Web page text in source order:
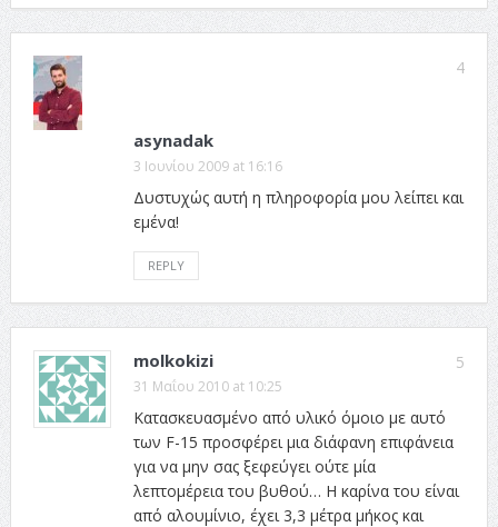
4
asynadak
3 Ιουνίου 2009 at 16:16
Δυστυχώς αυτή η πληροφορία μου λείπει και
εμένα!
REPLY
5
molkokizi
31 Μαΐου 2010 at 10:25
Κατασκευασμένο από υλικό όμοιο με αυτό
των F-15 προσφέρει μια διάφανη επιφάνεια
για να μην σας ξεφεύγει ούτε μία
λεπτομέρεια του βυθού… Η καρίνα του είναι
από αλουμίνιο, έχει 3,3 μέτρα μήκος και